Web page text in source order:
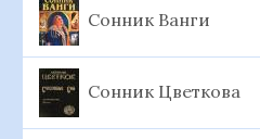
Сонник Ванги
Сонник Цветкова